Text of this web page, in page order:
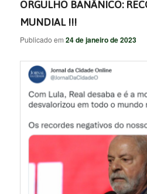
ORGULHO BANÂNICO:
MUNDIAL !!!
Publicado em24 de janeiro de 2023